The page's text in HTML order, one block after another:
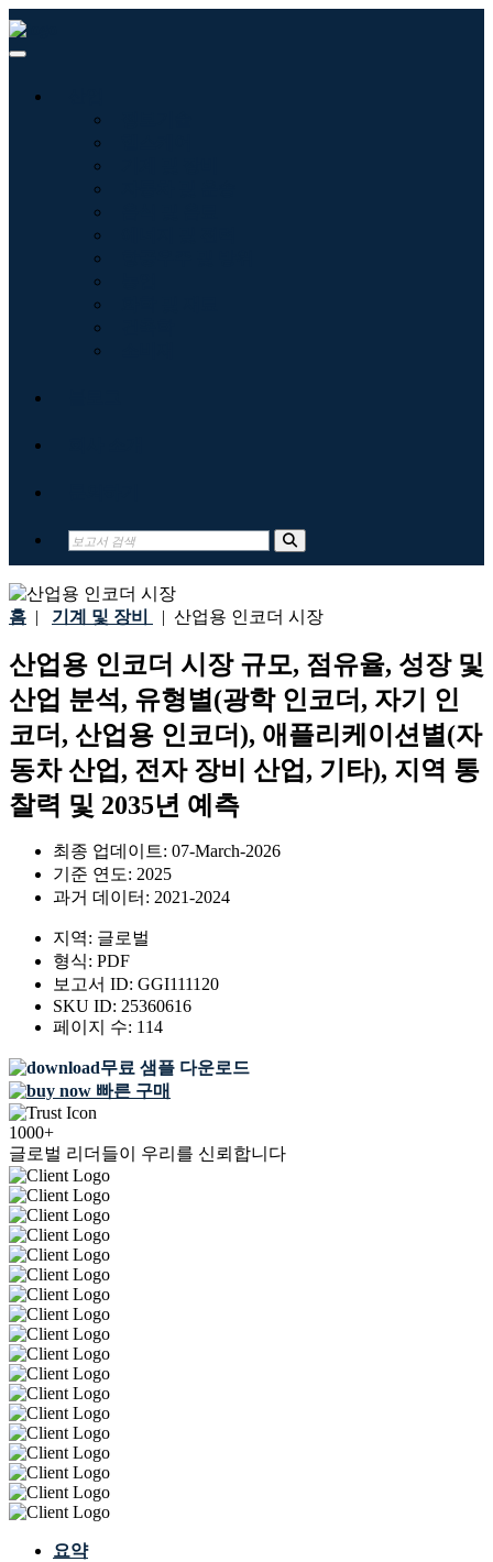
홈 | 기계 및 장비 | 산업용 인코더 시장
산업용 인코더 시장 규모, 점유율, 성장 및
산업 분석, 유형별(광학 인코더, 자기 인
코더, 산업용 인코더), 애플리케이션별(자
동차 산업, 전자 장비 산업, 기타), 지역 통
찰력 및 2035년 예측
최종 업데이트: 07-March-2026
기준 연도: 2025
과거 데이터: 2021-2024
지역: 글로벌
형식: PDF
보고서 ID: GGI111120
SKU ID: 25360616
페이지 수: 114
무료 샘플 다운로드
빠른 구매
1000+
글로벌 리더들이 우리를 신뢰합니다
요약